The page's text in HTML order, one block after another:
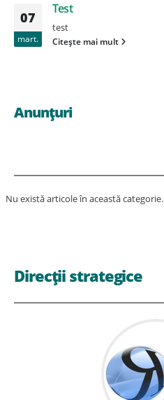
07
mart.
Test
test
Citește mai mult
Anunțuri
Nu există articole în această categorie.
Direcții strategice